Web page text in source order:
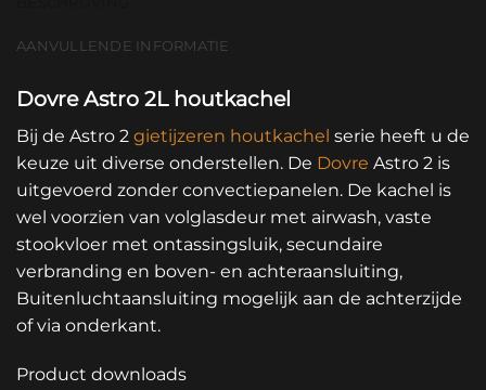
AANVULLENDE INFORMATIE
Dovre Astro 2L houtkachel
Bij de Astro 2 gietijzeren houtkachel serie heeft u de
keuze uit diverse onderstellen. De Dovre Astro 2 is
uitgevoerd zonder convectiepanelen. De kachel is
wel voorzien van volglasdeur met airwash, vaste
stookvloer met ontassingsluik, secundaire
verbranding en boven- en achteraansluiting,
Buitenluchtaansluiting mogelijk aan de achterzijde
of via onderkant.
Product downloads